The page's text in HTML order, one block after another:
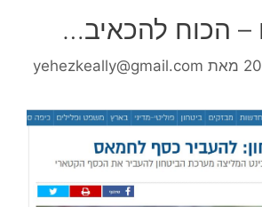
– הכוח להכאיב…
מאת yehezkeally@gmail.com